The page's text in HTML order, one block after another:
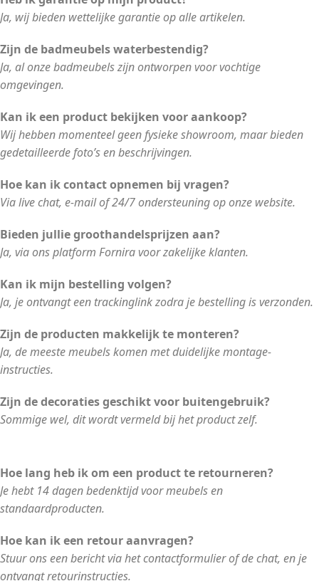
Ja, wij bieden wettelijke garantie op alle artikelen.
Zijn de badmeubels waterbestendig?
Ja, al onze badmeubels zijn ontworpen voor vochtige
omgevingen.
Kan ik een product bekijken voor aankoop?
Wij hebben momenteel geen fysieke showroom, maar bieden
gedetailleerde foto’s en beschrijvingen.
Hoe kan ik contact opnemen bij vragen?
Via live chat, e-mail of 24/7 ondersteuning op onze website.
Bieden jullie groothandelsprijzen aan?
Ja, via ons platform Fornira voor zakelijke klanten.
Kan ik mijn bestelling volgen?
Ja, je ontvangt een trackinglink zodra je bestelling is verzonden.
Zijn de producten makkelijk te monteren?
Ja, de meeste meubels komen met duidelijke montage-
instructies.
Zijn de decoraties geschikt voor buitengebruik?
Sommige wel, dit wordt vermeld bij het product zelf.
Hoe lang heb ik om een product te retourneren?
Je hebt 14 dagen bedenktijd voor meubels en
standaardproducten.
Hoe kan ik een retour aanvragen?
Stuur ons een bericht via het contactformulier of de chat, en je
ontvangt retourinstructies.